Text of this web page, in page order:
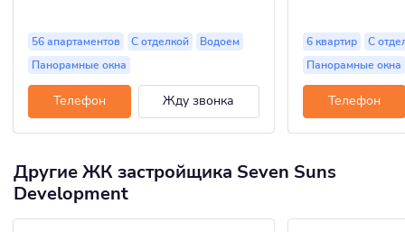
56 апартаментов С отделкой
Водоем
Панорамные окна
Телефон Жду звонка
6 квартир
С
Панорамные окна
Телефон
Другие ЖК застройщика Seven Suns
Development